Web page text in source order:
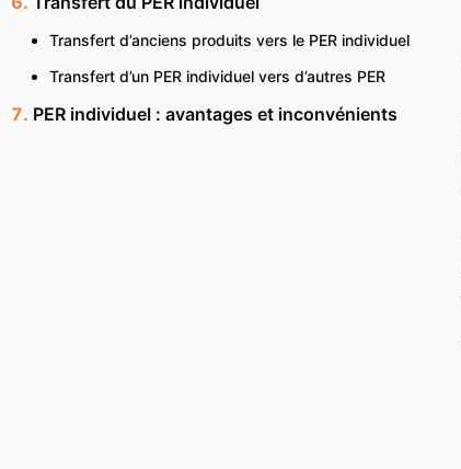
Transfert d’anciens produits vers le PER individuel
Transfert d’un PER individuel vers d’autres PER
PER individuel : avantages et inconvénients